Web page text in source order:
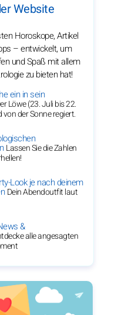
Website
Horoskope, Artikel
– entwickelt, um
und Spaß mit allem
zu bieten hat!
ein in sein
Löwe (23. Juli bis 22.
der Sonne regiert.
Lassen Sie die Zahlen
Look je nach deinem
Dein Abendoutfit laut
&
alle angesagten